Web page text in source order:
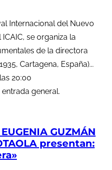
Internacional del Nuevo
se organiza la
de la directora
Cartagena, España)...
20:00
general.
GUZMÁN
presentan: